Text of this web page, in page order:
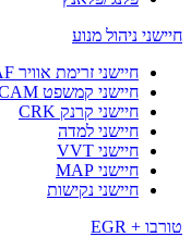
חיישני ניהול מנוע
חיישני זרימת אוויר MAF
חיישני קמשפט CAM
חיישני קרנק CRK
חיישני למדה
חיישני VVT
חיישני MAP
חיישני נקישות
טורבו + EGR